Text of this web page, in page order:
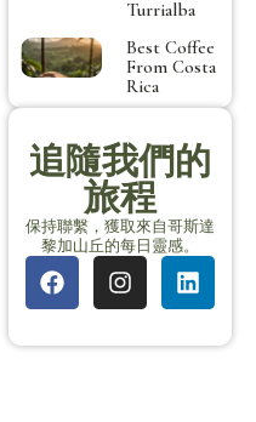
Turrialba
Best Coffee
From Costa
Rica
追隨我們的
旅程
保持聯繫，獲取來自哥斯達
黎加山丘的每日靈感。